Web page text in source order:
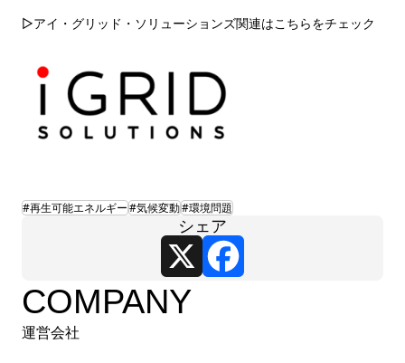
▷アイ・グリッド・ソリューションズ関連はこちらをチェック
#再生可能エネルギー#気候変動#環境問題
シェア
X
COMPANY
運営会社